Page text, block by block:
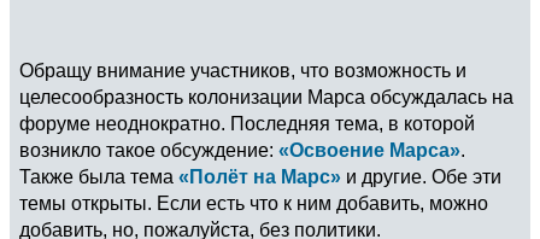
Обращу внимание участников, что возможность и
целесообразность колонизации Марса обсуждалась на
форуме неоднократно. Последняя тема, в которой
возникло такое обсуждение: «Освоение Марса».
Также была тема «Полёт на Марс» и другие. Обе эти
темы открыты. Если есть что к ним добавить, можно
добавить, но, пожалуйста, без политики.